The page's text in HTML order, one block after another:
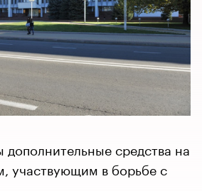
средства на
участвующим в борьбе с